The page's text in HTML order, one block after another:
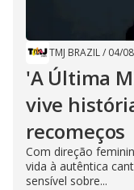
TMJ BRAZIL/ 04/
'A Última
vive
recomeços
Com direção
vida à autêntica
sensível sobre...